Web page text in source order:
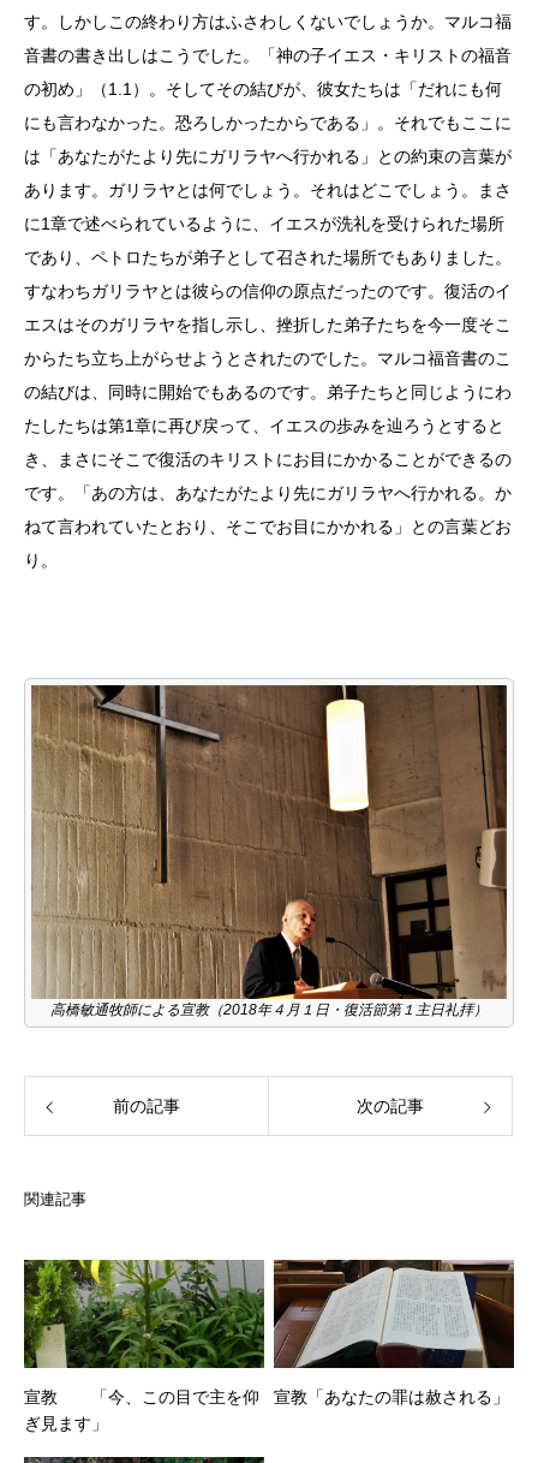
す。しかしこの終わり方はふさわしくないでしょうか。マルコ福
音書の書き出しはこうでした。「神の子イエス・キリストの福音
の初め」（1.1）。そしてその結びが、彼女たちは「だれにも何
にも言わなかった。恐ろしかったからである」。それでもここに
は「あなたがたより先にガリラヤへ行かれる」との約束の言葉が
あります。ガリラヤとは何でしょう。それはどこでしょう。まさ
に1章で述べられているように、イエスが洗礼を受けられた場所
であり、ペトロたちが弟子として召された場所でもありました。
すなわちガリラヤとは彼らの信仰の原点だったのです。復活のイ
エスはそのガリラヤを指し示し、挫折した弟子たちを今一度そこ
からたち立ち上がらせようとされたのでした。マルコ福音書のこ
の結びは、同時に開始でもあるのです。弟子たちと同じようにわ
たしたちは第1章に再び戻って、イエスの歩みを辿ろうとすると
き、まさにそこで復活のキリストにお目にかかることができるの
です。「あの方は、あなたがたより先にガリラヤへ行かれる。か
ねて言われていたとおり、そこでお目にかかれる」との言葉どお
り。
高橋敏通牧師による宣教（2018年４月１日・復活節第１主日礼拝）
前の記事 次の記事
関連記事
宣教 「今、この目で主を仰
ぎ見ます」
宣教「あなたの罪は赦される」